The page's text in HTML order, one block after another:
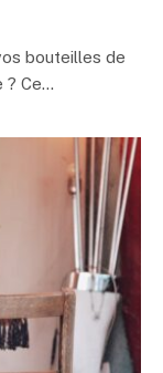
bouteilles de
? Ce…